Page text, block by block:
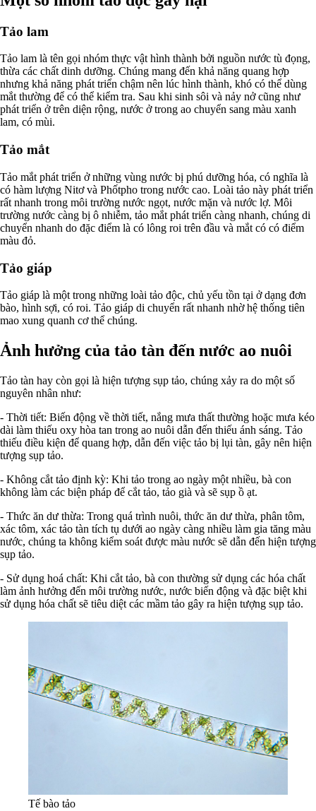
Tảo lam
Tảo lam là tên gọi nhóm thực vật hình thành bởi nguồn nước tù đọng,
thừa các chất dinh dưỡng. Chúng mang đến khả năng quang hợp
nhưng khả năng phát triển chậm nên lúc hình thành, khó có thể dùng
mắt thường để có thể kiểm tra. Sau khi sinh sôi và nảy nở cũng như
phát triển ở trên diện rộng, nước ở trong ao chuyển sang màu xanh
lam, có mùi.
Tảo mắt
Tảo mắt phát triển ở những vùng nước bị phú dưỡng hóa, có nghĩa là
có hàm lượng Nitơ và Phốtpho trong nước cao. Loài tảo này phát triển
rất nhanh trong môi trường nước ngọt, nước mặn và nước lợ. Môi
trường nước càng bị ô nhiễm, tảo mắt phát triển càng nhanh, chúng di
chuyển nhanh do đặc điểm là có lông roi trên đầu và mắt có có điểm
màu đỏ.
Tảo giáp
Tảo giáp là một trong những loài tảo độc, chủ yếu tồn tại ở dạng đơn
bào, hình sợi, có roi. Tảo giáp di chuyển rất nhanh nhờ hệ thống tiên
mao xung quanh cơ thể chúng.
Ảnh hưởng của tảo tàn đến nước ao nuôi
Tảo tàn hay còn gọi là hiện tượng sụp tảo, chúng xảy ra do một số
nguyên nhân như:
- Thời tiết: Biến động về thời tiết, nắng mưa thất thường hoặc mưa kéo
dài làm thiếu oxy hòa tan trong ao nuôi dẫn đến thiếu ánh sáng. Tảo
thiếu điều kiện để quang hợp, dẫn đến việc tảo bị lụi tàn, gây nên hiện
tượng sụp tảo.
- Không cắt tảo định kỳ: Khi tảo trong ao ngày một nhiều, bà con
không làm các biện pháp để cắt tảo, tảo già và sẽ sụp ồ ạt.
- Thức ăn dư thừa: Trong quá trình nuôi, thức ăn dư thừa, phân tôm,
xác tôm, xác tảo tàn tích tụ dưới ao ngày càng nhiều làm gia tăng màu
nước, chúng ta không kiểm soát được màu nước sẽ dẫn đến hiện tượng
sụp tảo.
- Sử dụng hoá chất: Khi cắt tảo, bà con thường sử dụng các hóa chất
làm ảnh hưởng đến môi trường nước, nước biến động và đặc biệt khi
sử dụng hóa chất sẽ tiêu diệt các mầm tảo gây ra hiện tượng sụp tảo.
Tế bào tảo